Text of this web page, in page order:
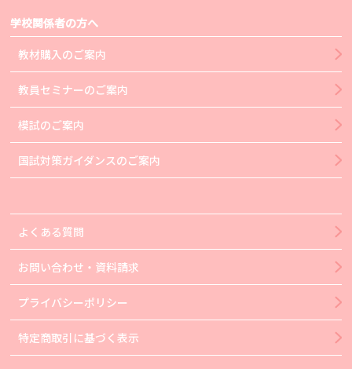
学校関係者の方へ
教材購入のご案内
教員セミナーのご案内
模試のご案内
国試対策ガイダンスのご案内
よくある質問
お問い合わせ・資料請求
プライバシーポリシー
特定商取引に基づく表示